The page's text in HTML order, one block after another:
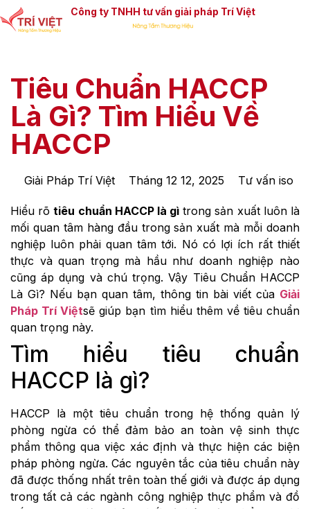
Công ty TNHH tư vấn giải pháp Trí Việt
Tiêu Chuẩn HACCP
Là Gì? Tìm Hiểu Về
HACCP
Giải Pháp Trí Việt Tháng 12 12, 2025 Tư vấn iso
Hiểu rõtiêu chuẩn HACCP là gì trong sản xuất luôn là
mối quan tâm hàng đầu trong sản xuất mà mỗi doanh
nghiệp luôn phải quan tâm tới. Nó có lợi ích rất thiết
thực và quan trọng mà hầu như doanh nghiệp nào
cũng áp dụng và chú trọng. Vậy Tiêu Chuẩn HACCP
Là Gì? Nếu bạn quan tâm, thông tin bài viết của Giải
Pháp Trí Việtsẽ giúp bạn tìm hiểu thêm về tiêu chuẩn
quan trọng này.
Tìm hiểu tiêu chuẩn
HACCP là gì?
HACCP là một tiêu chuẩn trong hệ thống quản lý
phòng ngừa có thể đảm bảo an toàn vệ sinh thực
phẩm thông qua việc xác định và thực hiện các biện
pháp phòng ngừa. Các nguyên tắc của tiêu chuẩn này
đã được thống nhất trên toàn thế giới và được áp dụng
trong tất cả các ngành công nghiệp thực phẩm và đồ